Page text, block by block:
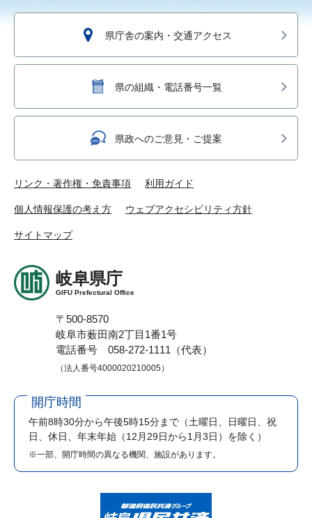
県庁舎の案内・交通アクセス
県の組織・電話番号一覧
県政へのご意見・ご提案
リンク・著作権・免責事項 利用ガイド
個人情報保護の考え方 ウェブアクセシビリティ方針
サイトマップ
岐阜県庁
GIFU Prefectural Office
〒500-8570
岐阜市薮田南2丁目1番1号
電話番号 058-272-1111（代表）
（法人番号4000020210005）
開庁時間
午前8時30分から午後5時15分まで （土曜日、日曜日、祝
日、休日、年末年始（12月29日から1月3日）を除く）
※一部、開庁時間の異なる機関、施設があります。